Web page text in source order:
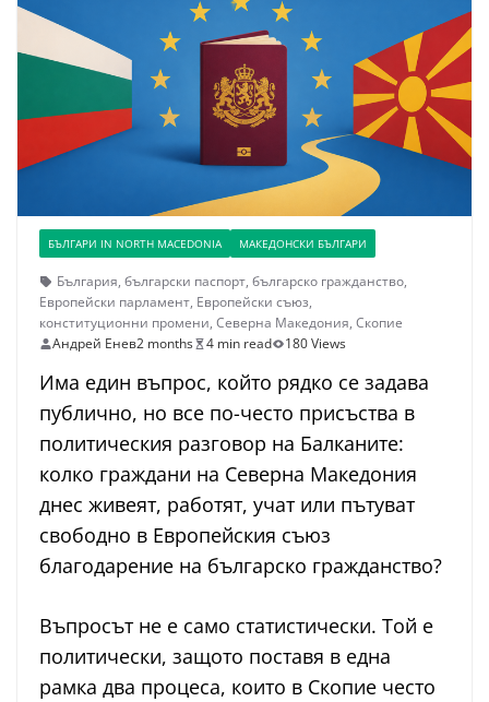
БЪЛГАРИ IN NORTH MACEDONIA МАКЕДОНСКИ БЪЛГАРИ
България, български паспорт, българско гражданство,
Европейски парламент, Европейски съюз,
конституционни промени, Северна Македония, Скопие
Андрей Енев2 months 4 min read 180 Views
Има един въпрос, който рядко се задава
публично, но все по-често присъства в
политическия разговор на Балканите:
колко граждани на Северна Македония
днес живеят, работят, учат или пътуват
свободно в Европейския съюз
благодарение на българско гражданство?
Въпросът не е само статистически. Той е
политически, защото поставя в една
рамка два процеса, които в Скопие често